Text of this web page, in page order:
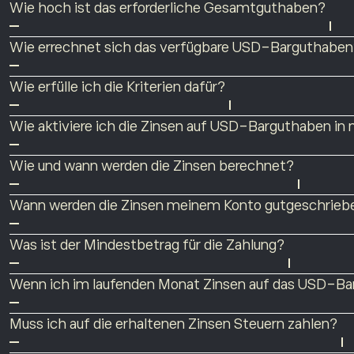
Wie hoch ist das erforderliche Gesamtguthaben?
Das erforderliche Gesamtguthaben bestimmt den
einschließlich der investierten Mittel und des
Beachten Sie, dass derZinssatz, den Sie erhalten,
Barguthaben.
Wie errechnet sich das verfügbare USD-
Der verfügbare USD-Kontostand besteht aus nicht
Zinseszinsen werden gezahlt, d. h., die Kunden
Wie erfülle ich die Kriterien dafür?
Sie haben Anspruch auf die Zinsen gemäß Ihrer
Wie aktiviere ich die Zinsen auf USD-Barguthaben in
1.MeldenSie sich bei Ihrem eToro-Konto an. (Sie
2. Stellen Sie sicher, dass Ihr Konto über das
3. Gehen Sie zum eToroClub-Dashboard. Scrollen
Wie und wann werden die Zinsen berechnet?
Obwohl es sich um einen jährlichen Zinskurs
mit dem Tageskurs multipliziert (Jahreszins geteilt
am 5. Werktag des folgenden Monats ausgezahlt.
Wann werden die Zinsen meinem Konto
Die Zahlung erfolgt automatisch spätestens am 5.
Was ist der Mindestbetrag für die Zahlung?
Der Mindestzinsbetrag für die Zahlung beträgt 0,01 $.
Wenn ich im laufenden Monat Zinsen auf das USD-
Nein. Zinsen werden ab dem Tag berechnet, an
für den Erhalt der Zinszahlung erforderlichen
Muss ich auf die erhaltenen Zinsen Steuern zahlen?